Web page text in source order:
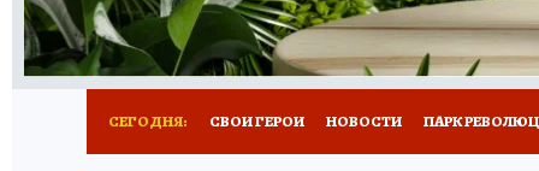
СЕГОДНЯ: СВОИ ГЕРОИ НОВОСТИ ПАРК